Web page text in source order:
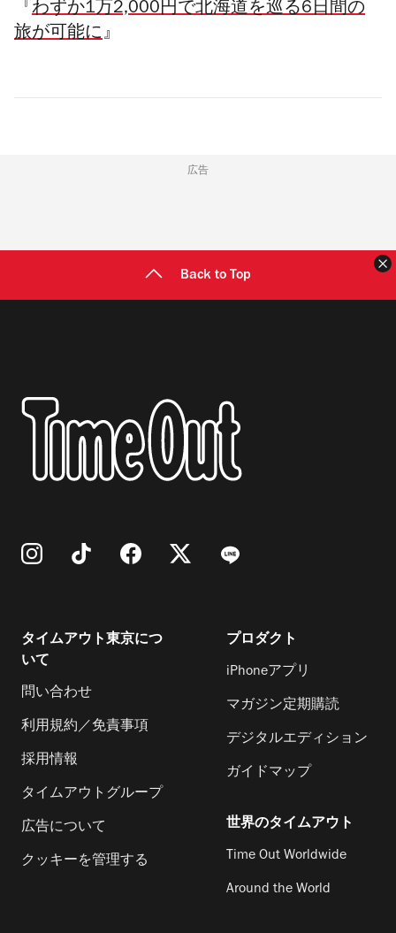
『 わずか1万2,000円で北海道を巡る6日間の
旅が可能に』
広告
Back to Top
タイムアウト東京につ
いて
問い合わせ
利用規約／免責事項
採用情報
タイムアウトグループ
広告について
クッキーを管理する
プロダクト
iPhoneアプリ
マガジン定期購読
デジタルエディション
ガイドマップ
世界のタイムアウト
Time Out Worldwide
Around the World